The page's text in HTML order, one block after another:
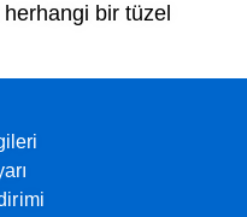
bir tüzel